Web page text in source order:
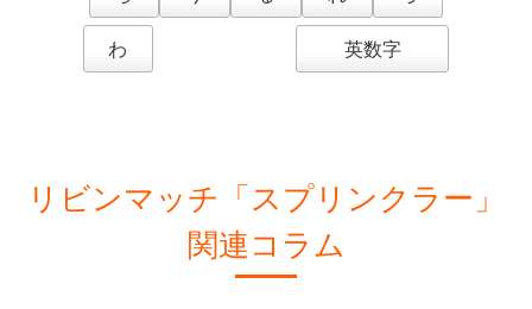
わ
英数字
リビンマッチ「スプリンクラー」
関連コラム